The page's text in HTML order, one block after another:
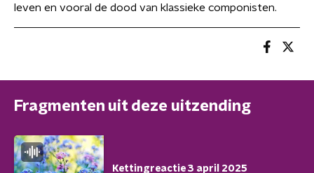
leven en vooral de dood van klassieke componisten.
Fragmenten uit deze uitzending
Kettingreactie 3 april 2025